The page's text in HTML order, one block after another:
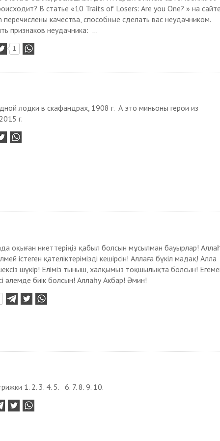
В статье «10 Traits of Losers: Are you One? » на
качества, способные сделать вас неудачником.
признаков неудачника: ...
1
лодки в скафандрах, 1908 г. А это миньоны герои из
г.
оқыған ниеттеріңіз қабыл болсын мұсылман бауырлар!
істеген қателіктерімізді кешірсін! Аллаға бүкіл мадақ! Алла
шүкір! Еліміз тыныш, халқымыз тоқшылықта болсын!
әлемде биік болсын! Аллаһу Акбар! Әмин!
1. 2. 3. 4. 5. 6. 7. 8. 9. 10.